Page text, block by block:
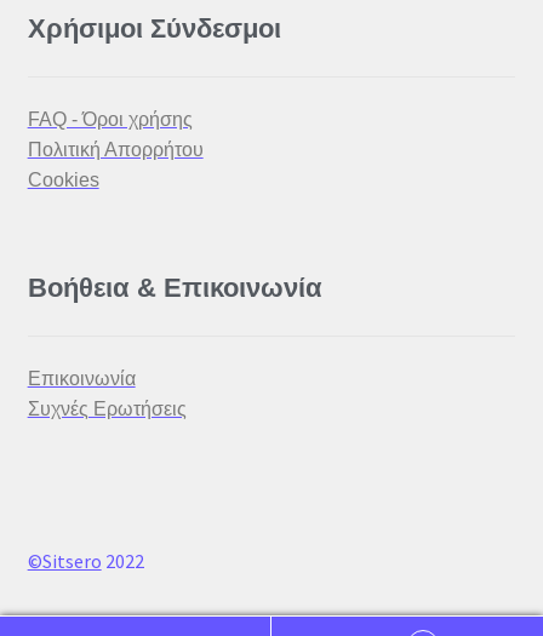
Χρήσιμοι Σύνδεσμοι
FAQ - Όροι χρήσης
Πολιτική Απορρήτου
Cookies
Βοήθεια & Επικοινωνία
Επικοινωνία
Συχνές Ερωτήσεις
©Sitsero 2022